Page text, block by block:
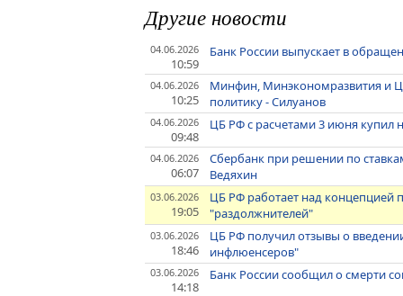
Другие новости
04.06.2026
10:59
Банк России выпускает в
04.06.2026
10:25
Минфин, Минэкономразвития и
политику - Силуанов
04.06.2026
09:48
ЦБ РФ с расчетами 3 июня купил
04.06.2026
06:07
Сбербанк при решении по
Ведяхин
03.06.2026
19:05
ЦБ РФ работает над концепцией
"раздолжнителей"
03.06.2026
18:46
ЦБ РФ получил отзывы о
инфлюенсеров"
03.06.2026
14:18
Банк России сообщил о смерти